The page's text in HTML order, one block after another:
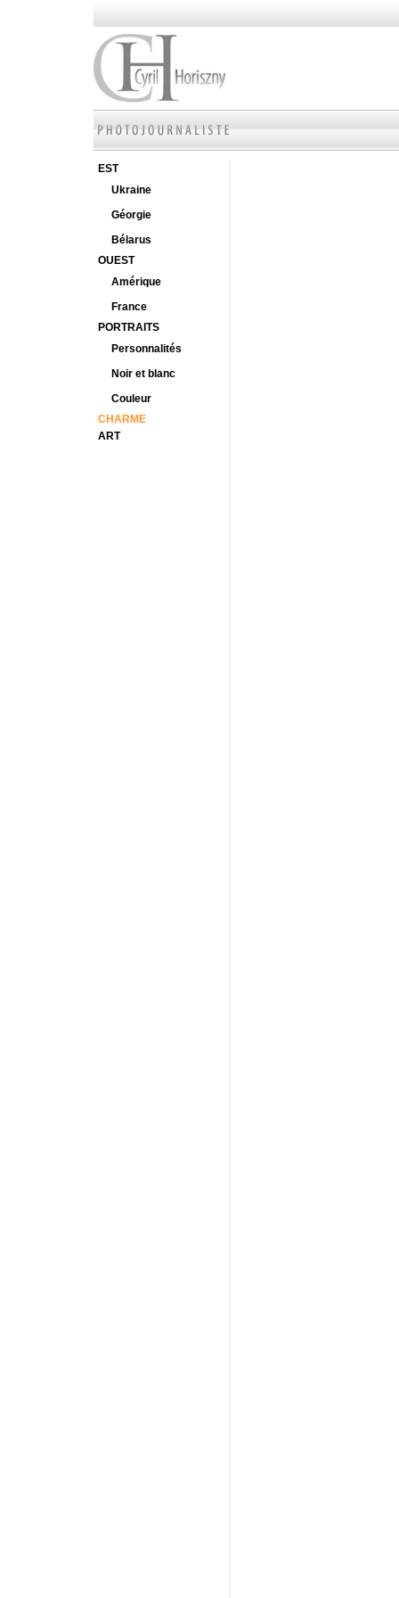
EST
Ukraine
Géorgie
Bélarus
OUEST
Amérique
France
PORTRAITS
Personnalités
Noir et blanc
Couleur
CHARME
ART